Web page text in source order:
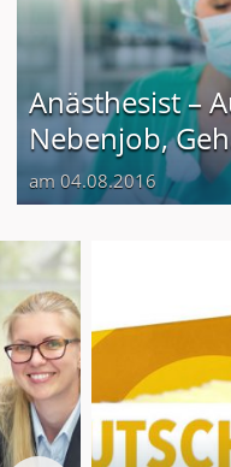
Anästhesist –
Nebenjob,
am 04.08.2016